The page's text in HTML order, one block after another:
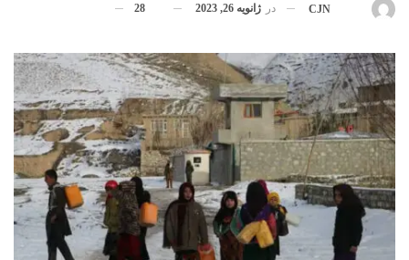
CJN در ژانویه 26, 2023 28